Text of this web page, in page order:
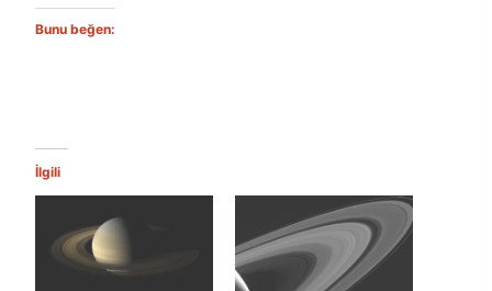
Bunu beğen:
İlgili